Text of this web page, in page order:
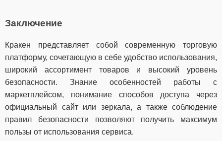
Заключение
Кракен представляет собой современную торговую
платформу, сочетающую в себе удобство использования,
широкий ассортимент товаров и высокий уровень
безопасности. Знание особенностей работы с
маркетплейсом, понимание способов доступа через
официальный сайт или зеркала, а также соблюдение
правил безопасности позволяют получить максимум
пользы от использования сервиса.